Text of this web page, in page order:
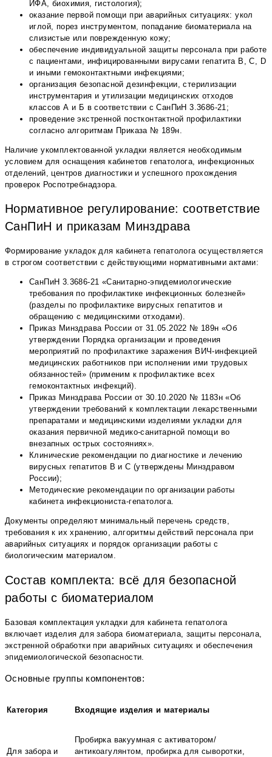
ИФА, биохимия, гистология);
оказание первой помощи при аварийных ситуациях: укол
иглой, порез инструментом, попадание биоматериала на
слизистые или поврежденную кожу;
обеспечение индивидуальной защиты персонала при работе
с пациентами, инфицированными вирусами гепатита В, С, D
и иными гемоконтактными инфекциями;
организация безопасной дезинфекции, стерилизации
инструментария и утилизации медицинских отходов
классов А и Б в соответствии с СанПиН 3.3686-21;
проведение экстренной постконтактной профилактики
согласно алгоритмам Приказа № 189н.
Наличие укомплектованной укладки является необходимым
условием для оснащения кабинетов гепатолога, инфекционных
отделений, центров диагностики и успешного прохождения
проверок Роспотребнадзора.
Нормативное регулирование: соответствие
СанПиН и приказам Минздрава
Формирование укладок для кабинета гепатолога осуществляется
в строгом соответствии с действующими нормативными актами:
СанПиН 3.3686-21 «Санитарно-эпидемиологические
требования по профилактике инфекционных болезней»
(разделы по профилактике вирусных гепатитов и
обращению с медицинскими отходами).
Приказ Минздрава России от 31.05.2022 № 189н «Об
утверждении Порядка организации и проведения
мероприятий по профилактике заражения ВИЧ-инфекцией
медицинских работников при исполнении ими трудовых
обязанностей» (применим к профилактике всех
гемоконтактных инфекций).
Приказ Минздрава России от 30.10.2020 № 1183н «Об
утверждении требований к комплектации лекарственными
препаратами и медицинскими изделиями укладки для
оказания первичной медико-санитарной помощи во
внезапных острых состояниях».
Клинические рекомендации по диагностике и лечению
вирусных гепатитов В и С (утверждены Минздравом
России);
Методические рекомендации по организации работы
кабинета инфекциониста-гепатолога.
Документы определяют минимальный перечень средств,
требования к их хранению, алгоритмы действий персонала при
аварийных ситуациях и порядок организации работы с
биологическим материалом.
Состав комплекта: всё для безопасной
работы с биоматериалом
Базовая комплектация укладки для кабинета гепатолога
включает изделия для забора биоматериала, защиты персонала,
экстренной обработки при аварийных ситуациях и обеспечения
эпидемиологической безопасности.
Основные группы компонентов:
Категория Входящие изделия и материалы
Для забора и
Пробирка вакуумная с активатором/
антикоагулянтом, пробирка для сыворотки,